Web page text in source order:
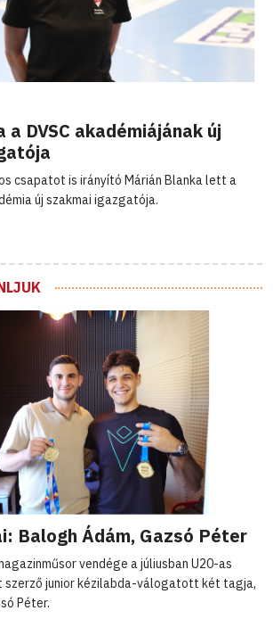
a DVSC akadémiájának új
csapatot is irányító Márián Blanka lett a
új szakmai igazgatója.
Balogh Ádám, Gazsó Péter
vendége a júliusban U20-as
szerző junior kézilabda-válogatott két tagja,
Péter.